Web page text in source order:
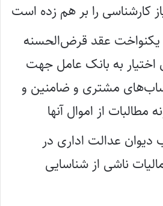
کارشناسی را بر هم زده است
ماده ۹ فُرم یکنواخت عقد قرض‌الحسنه
به بانک عامل جهت
مشتری و ضامنین و
مطالبات از اموال آنها
عدالت اداری در
ناشی از شناسایی